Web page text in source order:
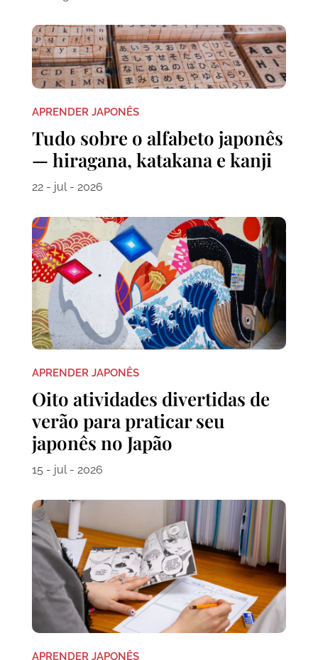
APRENDER JAPONÊS
Tudo sobre o alfabeto japonês
— hiragana, katakana e kanji
22 - jul - 2026
APRENDER JAPONÊS
Oito atividades divertidas de
verão para praticar seu
japonês no Japão
15 - jul - 2026
APRENDER JAPONÊS